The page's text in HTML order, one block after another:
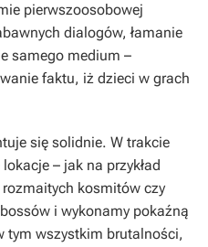
pierwszoosobowej
dialogów, łamanie
samego medium –
faktu, iż dzieci w grach
się solidnie. W trakcie
– jak na przykład
kosmitów czy
i wykonamy pokaźną
tym wszystkim brutalności,